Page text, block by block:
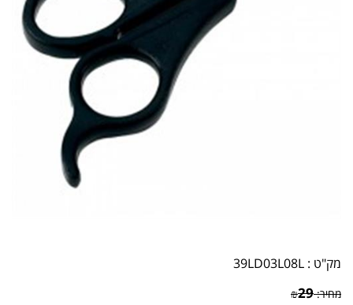
מק"ט : 39LD03L08L
מחיר: ₪29